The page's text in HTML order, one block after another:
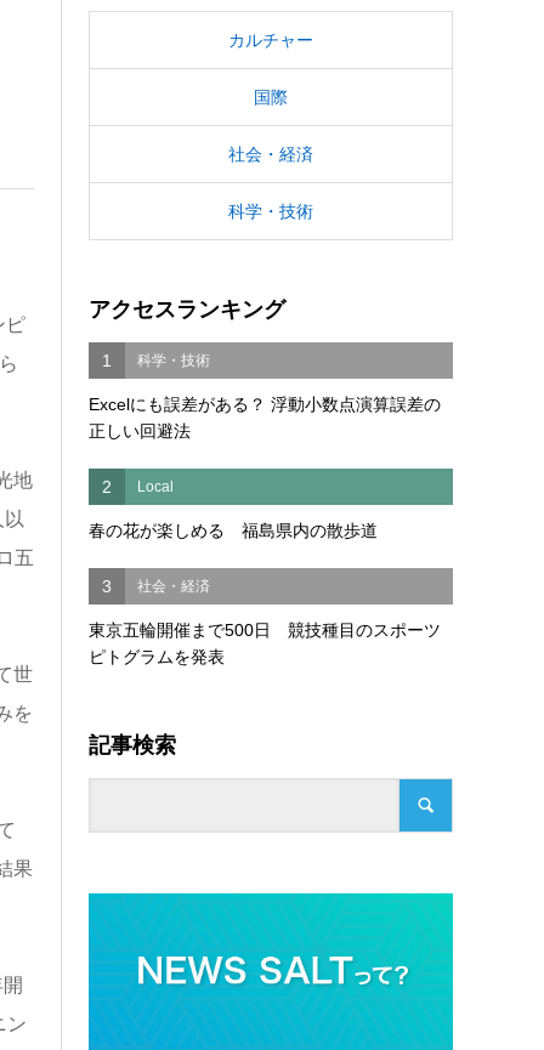
ピ
地
五
世
を
果
ン
カルチャー
国際
社会・経済
科学・技術
アクセスランキング
1 科学・技術
Excelにも誤差がある？ 浮動小数点演算誤差の
正しい回避法
2 Local
春の花が楽しめる 福島県内の散歩道
3 社会・経済
東京五輪開催まで500日 競技種目のスポーツ
ピトグラムを発表
記事検索